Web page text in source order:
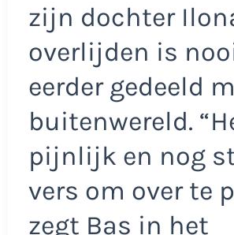
zijn dochter
overlijden is
eerder gedeeld
buitenwereld.
pijnlijk en nog
vers om over te
zegt Bas in het